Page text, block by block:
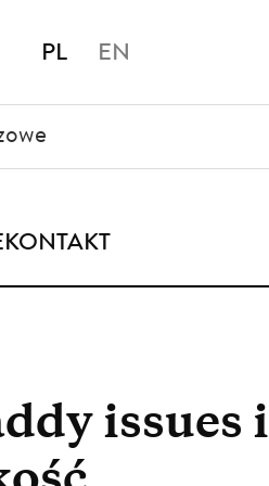
PL EN
KONTAKT
issues i